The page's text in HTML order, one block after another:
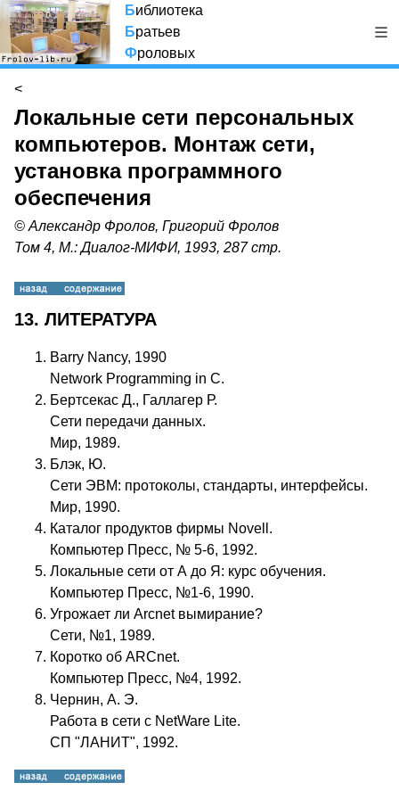
Библиотека
Братьев
Фроловых
<
Локальные сети персональных
компьютеров. Монтаж сети,
установка программного
обеспечения
© Александр Фролов, Григорий Фролов
Том 4, М.: Диалог-МИФИ, 1993, 287 стр.
13. ЛИТЕРАТУРА
Barry Nancy, 1990
Network Programming in C.
Бертсекас Д., Галлагер Р.
Сети передачи данных.
Мир, 1989.
Блэк, Ю.
Сети ЭВМ: протоколы, стандарты, интерфейсы.
Мир, 1990.
Каталог продуктов фирмы Novell.
Компьютер Пресс, № 5-6, 1992.
Локальные сети от А до Я: курс обучения.
Компьютер Пресс, №1-6, 1990.
Угрожает ли Arcnet вымирание?
Сети, №1, 1989.
Коротко об ARCnet.
Компьютер Пресс, №4, 1992.
Чернин, А. Э.
Работа в сети с NetWare Lite.
СП "ЛАНИТ", 1992.